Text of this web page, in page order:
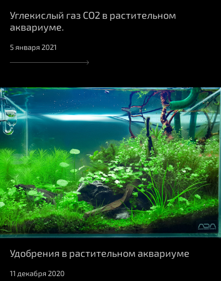
Углекислый газ CO2 в растительном
аквариуме.
5 января 2021
Удобрения в растительном аквариуме
11 декабря 2020